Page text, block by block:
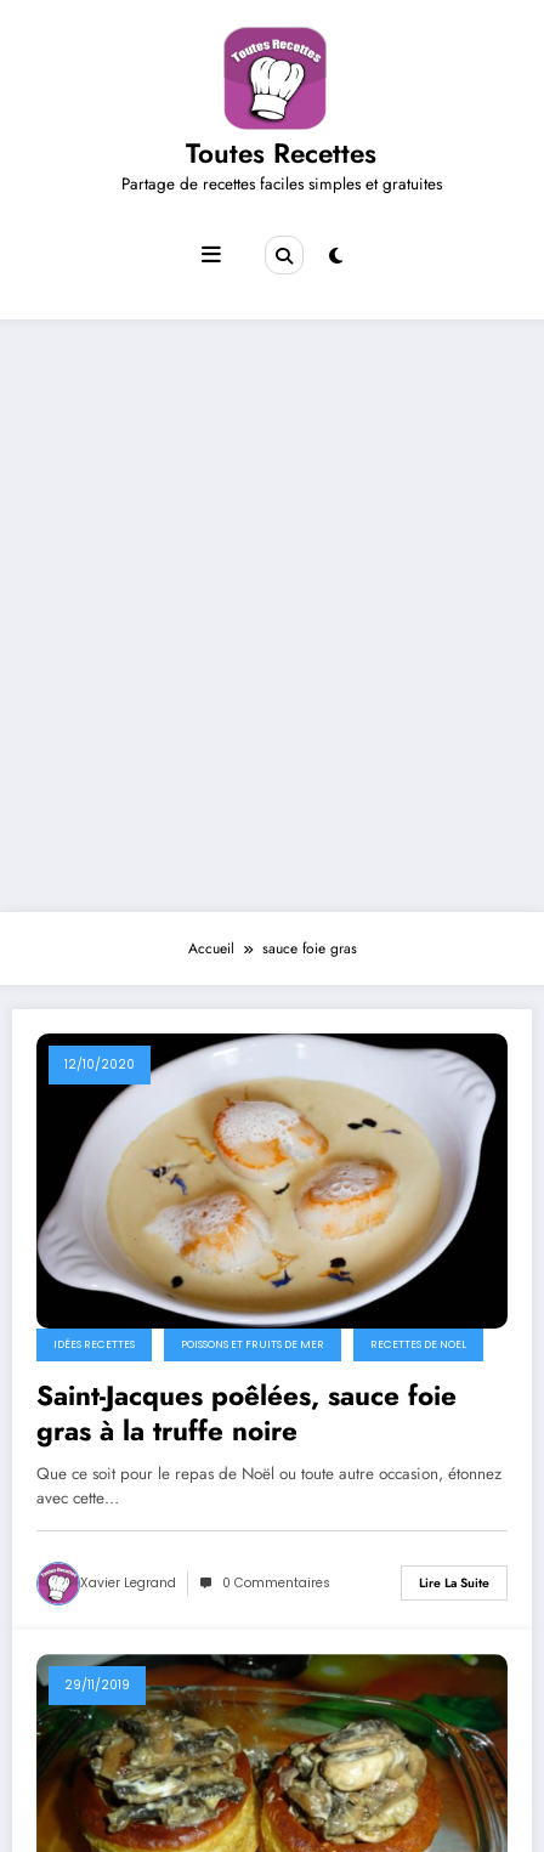
Toutes Recettes
Partage de recettes faciles simples et gratuites
Accueil sauce foie gras
12/10/2020
IDÉES RECETTES POISSONS ET FRUITS DE MER RECETTES DE NOEL
Saint-Jacques poêlées, sauce foie
gras à la truffe noire
Que ce soit pour le repas de Noël ou toute autre occasion, étonnez
avec cette…
Xavier Legrand 0 Commentaires Lire La Suite
29/11/2019